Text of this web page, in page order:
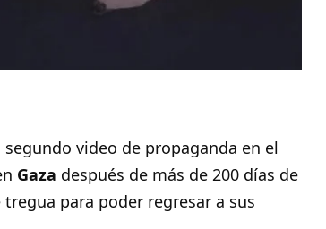
video de propaganda en el
Gaza después de más de 200 días de
para poder regresar a sus